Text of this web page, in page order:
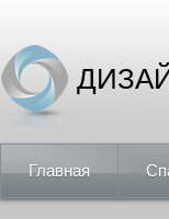
Главная